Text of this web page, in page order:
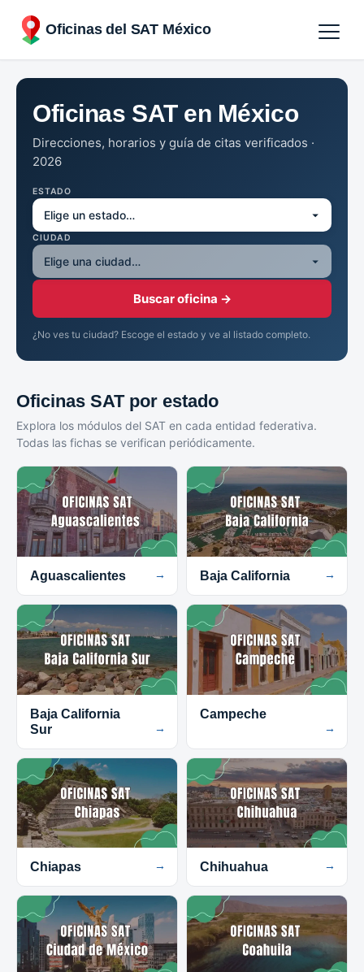
Oficinas del SAT México
Oficinas por Estados
Oficinas SAT en México
Direcciones, horarios y guía de citas verificados ·
2026
ESTADO
CIUDAD
Buscar oficina →
¿No ves tu ciudad? Escoge el estado y ve al listado completo.
Oficinas SAT por estado
Explora los módulos del SAT en cada entidad federativa.
Todas las fichas se verifican periódicamente.
Aguascalientes → Baja California →
Baja California
Sur
→
Campeche
→
Chiapas → Chihuahua →